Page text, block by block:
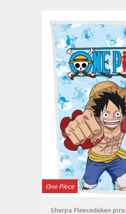
One Piece
Sherpa Fleecedeken